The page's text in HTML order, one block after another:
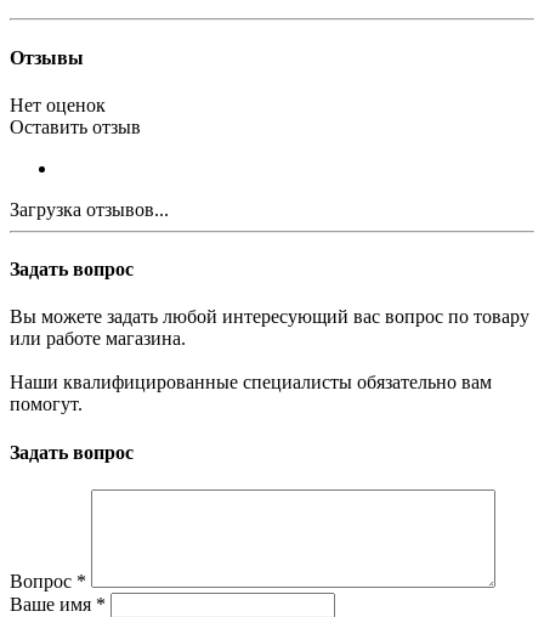
Отзывы
Нет оценок
Оставить отзыв
Загрузка отзывов...
Задать вопрос
Вы можете задать любой интересующий вас вопрос по товару
или работе магазина.
Наши квалифицированные специалисты обязательно вам
помогут.
Задать вопрос
Вопрос *
Ваше имя *